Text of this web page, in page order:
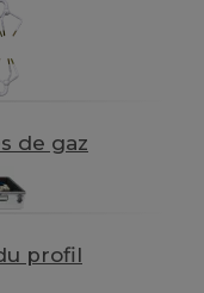
de gaz
profil